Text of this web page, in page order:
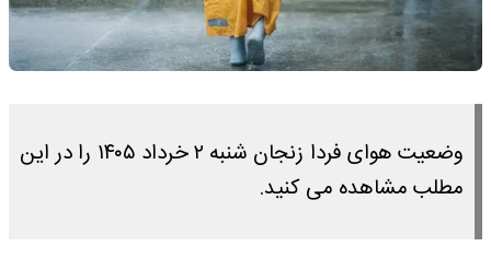
وضعیت هوای فردا زنجان شنبه ۲ خرداد ۱۴۰۵ را در این
مطلب مشاهده می کنید.